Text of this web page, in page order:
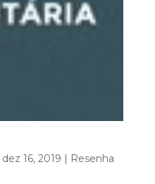
dez 16, 2019 | Resenha